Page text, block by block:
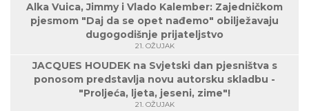
Alka Vuica, Jimmy i Vlado Kalember: Zajedničkom
pjesmom "Daj da se opet nađemo" obilježavaju
dugogodišnje prijateljstvo
21. OŽUJAK
JACQUES HOUDEK na Svjetski dan pjesništva s
ponosom predstavlja novu autorsku skladbu -
"Proljeća, ljeta, jeseni, zime"!
21. OŽUJAK